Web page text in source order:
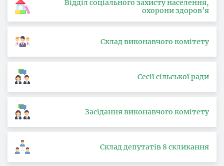
Відділ соціального захисту населення,
охорони здоров’я
Склад виконавчого комітету
Сесії сільської ради
Засідання виконавчого комітету
Склад депутатів 8 скликання